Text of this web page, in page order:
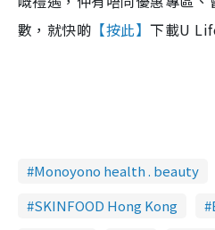
數，就快啲 【按此】下載U
Monoyono health . beauty
SKINFOOD Hong Kong